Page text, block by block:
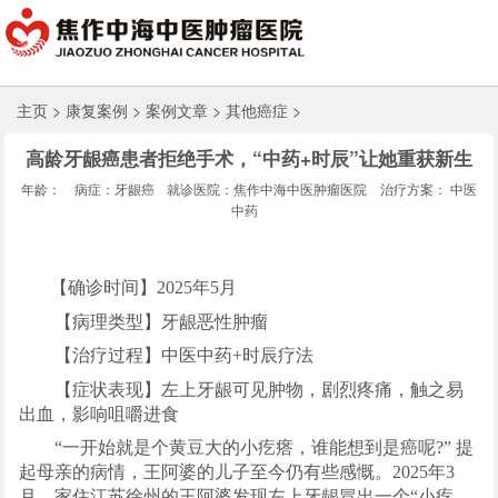
主页 > 康复案例 > 案例文章 > 其他癌症 >
高龄牙龈癌患者拒绝手术，“中药+时辰”让她重获新生
年龄： 病症：牙龈癌 就诊医院：焦作中海中医肿瘤医院
治疗方案： 中医
中药
【确诊时间】2025年5月
【病理类型】牙龈恶性肿瘤
【治疗过程】中医中药+时辰疗法
【症状表现】左上牙龈可见肿物，剧烈疼痛，触之易
出血，影响咀嚼进食
“一开始就是个黄豆大的小疙瘩，谁能想到是癌呢?” 提
起母亲的病情，王阿婆的儿子至今仍有些感慨。2025年3